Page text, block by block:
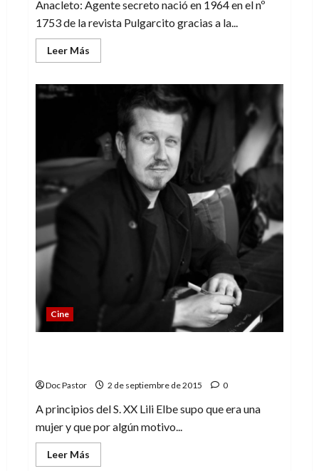
Anacleto: Agente secreto nació en 1964 en el nº
1753 de la revista Pulgarcito gracias a la...
Leer Más
más
secreto…
película!
Cine
Doc Pastor 2 de septiembre de 2015 0
A principios del S. XX Lili Elbe supo que era una
mujer y que por algún motivo...
Leer Más
más